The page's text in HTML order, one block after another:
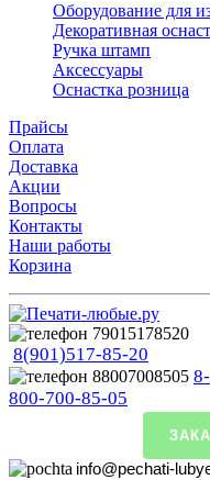
Оборудование для
Декоративная
Ручка штамп
Аксессуары
Оснастка розница
Прайсы
Оплата
Доставка
Акции
Вопросы
Контакты
Наши работы
Корзина
8(901)517-85-20
8-
800-700-85-05
info@pechati-